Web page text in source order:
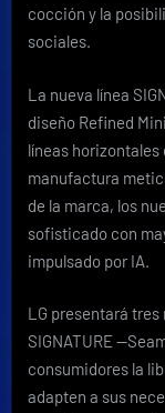
cocción y la
sociales.
La nueva línea
diseño Refined
líneas
manufactura
de la marca, los
sofisticado con
impulsado por IA.
LG presentará
SIGNATURE
consumidores la
adapten a sus